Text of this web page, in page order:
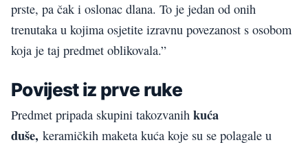
prste, pa čak i oslonac dlana. To je jedan od onih
trenutaka u kojima osjetite izravnu povezanost s osobom
koja je taj predmet oblikovala.”
Povijest iz prve ruke
Predmet pripada skupini takozvanih kuća
duše, keramičkih maketa kuća koje su se polagale u